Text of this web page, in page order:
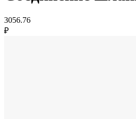
3056.76
₽